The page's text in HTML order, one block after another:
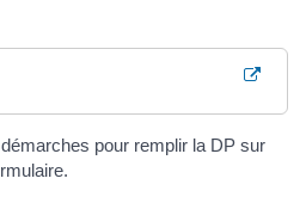
pour remplir la DP sur